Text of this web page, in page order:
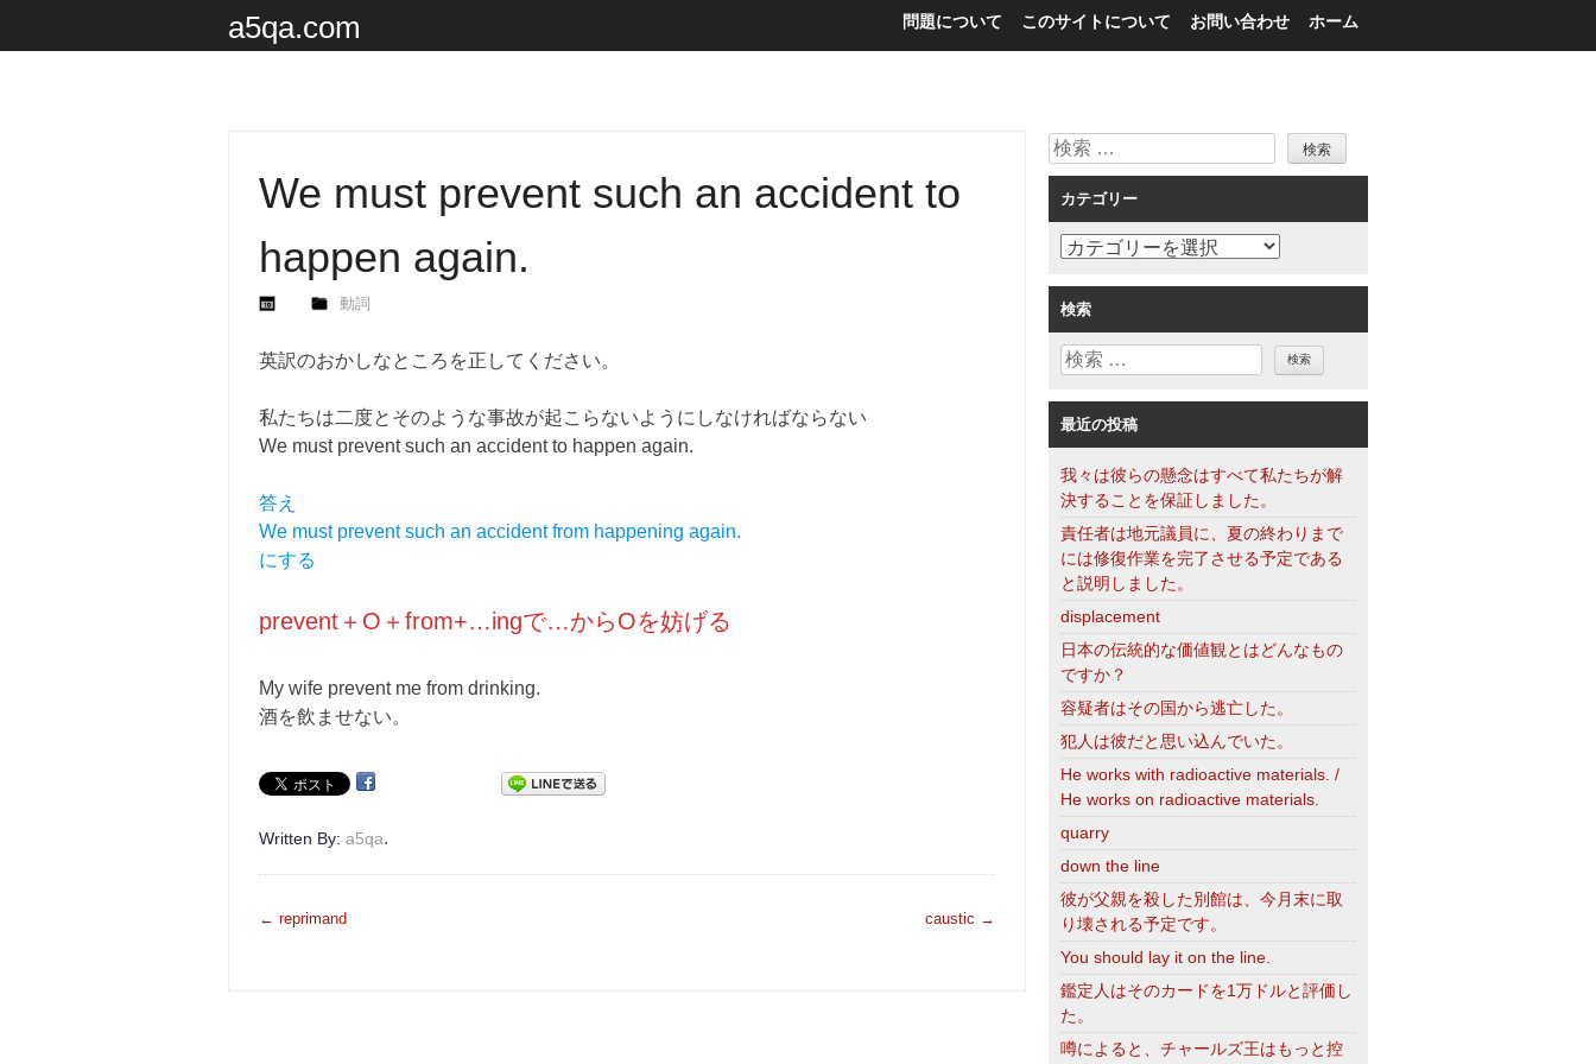
a5qa.com ホーム
お問い合わせ
このサイトについて
問題について
We must prevent such an accident to
happen again.
動詞
英訳のおかしなところを正してください。
私たちは二度とそのような事故が起こらないようにしなければならない
We must prevent such an accident to happen again.
答え
We must prevent such an accident from happening again.
にする
prevent＋O＋from+…ingで…からOを妨げる
My wife prevent me from drinking.
酒を飲ませない。
Written By: a5qa.
投
← reprimand caustic →
検
索
カテゴリー
カ
ゴ
リ
ー
検索
検
最近の投稿
我々は彼らの懸念はすべて私たちが解
決することを保証しました。
責任者は地元議員に、夏の終わりまで
には修復作業を完了させる予定である
と説明しました。
displacement
日本の伝統的な価値観とはどんなもの
ですか？
容疑者はその国から逃亡した。
犯人は彼だと思い込んでいた。
He works with radioactive materials. /
He works on radioactive materials.
quarry
down the line
彼が父親を殺した別館は、今月末に取
り壊される予定です。
You should lay it on the line.
鑑定人はそのカードを1万ドルと評価し
た。
噂によると、チャールズ王はもっと控